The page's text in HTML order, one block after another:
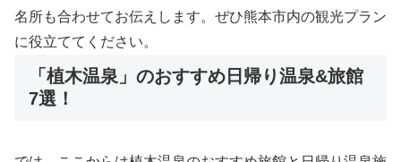
名所も合わせてお伝えします。ぜひ熊本市内の観光プラン
に役立ててください。
「植木温泉」のおすすめ日帰り温泉&旅館
7選！